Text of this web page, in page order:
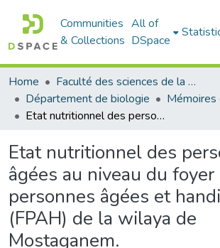
Communities
& Collections
All of
DSpace
Home
Faculté des sciences de la nature et de la vie
Département de biologie
Etat nutritionnel des personnes âgées au niveau du foyer pour personnes âgées et handicapées (FPAH) de la wilaya de Mostaganem.
Etat nutritionnel des
âgées au niveau du
personnes âgées et
(FPAH) de la wilaya de
Mostaganem.